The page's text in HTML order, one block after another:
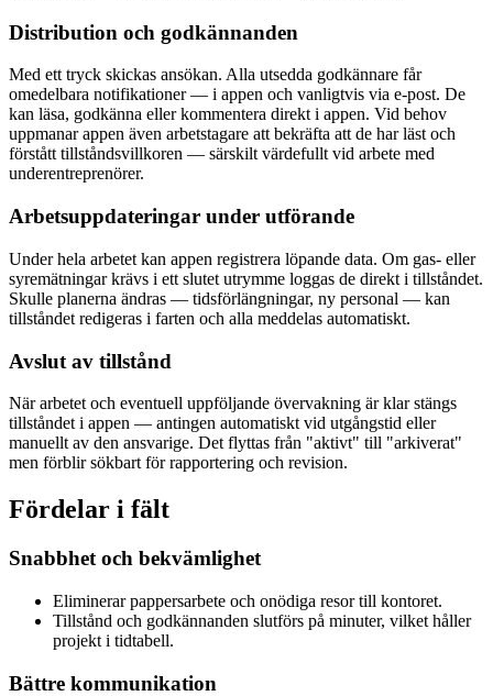
Distribution och godkännanden
Med ett tryck skickas ansökan. Alla utsedda godkännare får
omedelbara notifikationer — i appen och vanligtvis via e-post. De
kan läsa, godkänna eller kommentera direkt i appen. Vid behov
uppmanar appen även arbetstagare att bekräfta att de har läst och
förstått tillståndsvillkoren — särskilt värdefullt vid arbete med
underentreprenörer.
Arbetsuppdateringar under utförande
Under hela arbetet kan appen registrera löpande data. Om gas- eller
syremätningar krävs i ett slutet utrymme loggas de direkt i tillståndet.
Skulle planerna ändras — tidsförlängningar, ny personal — kan
tillståndet redigeras i farten och alla meddelas automatiskt.
Avslut av tillstånd
När arbetet och eventuell uppföljande övervakning är klar stängs
tillståndet i appen — antingen automatiskt vid utgångstid eller
manuellt av den ansvarige. Det flyttas från "aktivt" till "arkiverat"
men förblir sökbart för rapportering och revision.
Fördelar i fält
Snabbhet och bekvämlighet
Eliminerar pappersarbete och onödiga resor till kontoret.
Tillstånd och godkännanden slutförs på minuter, vilket håller
projekt i tidtabell.
Bättre kommunikation